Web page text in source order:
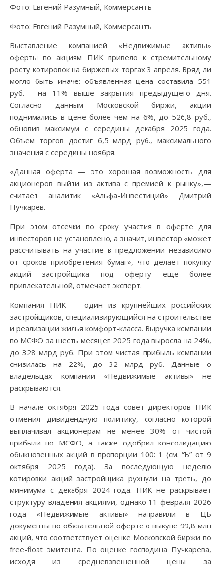
Фото: Евгений Разумный, Коммерсантъ
Фото: Евгений Разумный, Коммерсантъ
Выставление компанией «Недвижимые активы»
оферты по акциям ПИК привело к стремительному
росту котировок на биржевых торгах 3 апреля. Вряд ли
могло быть иначе: объявленная цена составила 551
руб.— на 11% выше закрытия предыдущего дня.
Согласно данным Московской биржи, акции
поднимались в цене более чем на 6%, до 526,8 руб.,
обновив максимум с середины декабря 2025 года.
Объем торгов достиг 6,5 млрд руб., максимального
значения с середины ноября.
«Данная оферта — это хорошая возможность для
акционеров выйти из актива с премией к рынку»,—
считает аналитик «Альфа-Инвестиций» Дмитрий
Пучкарев.
При этом отсечки по сроку участия в оферте для
инвесторов не установлено, а значит, инвестор «может
рассчитывать на участие в предложении независимо
от сроков приобретения бумаг», что делает покупку
акций застройщика под оферту еще более
привлекательной, отмечает эксперт.
Компания ПИК — один из крупнейших российских
застройщиков, специализирующийся на строительстве
и реализации жилья комфорт-класса. Выручка компании
по МСФО за шесть месяцев 2025 года выросла на 24%,
до 328 млрд руб. При этом чистая прибыль компании
снизилась на 22%, до 32 млрд руб. Данные о
владельцах компании «Недвижимые активы» не
раскрываются.
В начале октября 2025 года совет директоров ПИК
отменил дивидендную политику, согласно которой
выплачивал акционерам не менее 30% от чистой
прибыли по МСФО, а также одобрил консолидацию
обыкновенных акций в пропорции 100: 1 (см. “Ъ” от 9
октября 2025 года). За последующую неделю
котировки акций застройщика рухнули на треть, до
минимума с декабря 2024 года. ПИК не раскрывает
структуру владения акциями, однако 11 февраля 2026
года «Недвижимые активы» направили в ЦБ
документы по обязательной оферте о выкупе 99,8 млн
акций, что соответствует оценке Московской биржи по
free-float эмитента. По оценке господина Пучкарева,
исходя из средневзвешенной цены за